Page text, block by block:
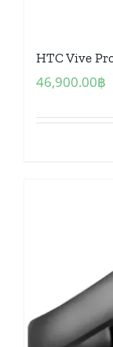
HTC Vive
46,900.00฿